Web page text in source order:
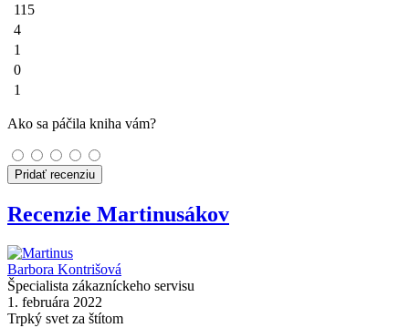
115
4
1
0
1
Ako sa páčila kniha vám?
Pridať recenziu
Recenzie Martinusákov
Barbora Kontrišová
Špecialista zákazníckeho servisu
1. februára 2022
Trpký svet za štítom